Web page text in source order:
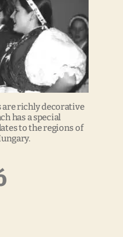
richly decorative
has a special
to the regions of